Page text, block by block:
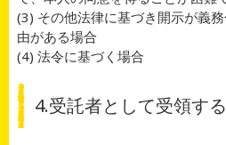
(3) その他法律に基づき開示が義
由がある場合
(4) 法令に基づく場合
4.受託者として受領す